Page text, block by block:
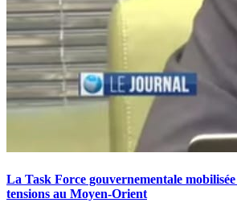
La Task Force gouvernementale mobilisée
tensions au Moyen-Orient